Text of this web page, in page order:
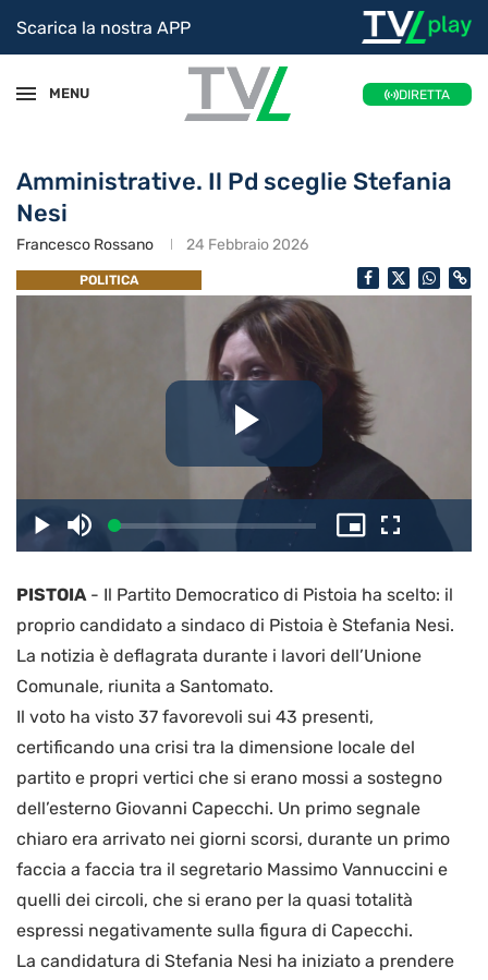
Scarica la nostra APP
MENU DIRETTA
Amministrative. Il Pd sceglie Stefania
Nesi
Francesco Rossano 24 Febbraio 2026
POLITICA
il
video
PlayDisattiva
l’audio
Caricato:
3.18%
Picture-
in-
Schermo
intero
PISTOIA- Il Partito Democratico di Pistoia ha scelto: il
proprio candidato a sindaco di Pistoia è Stefania Nesi.
La notizia è deflagrata durante i lavori dell’Unione
Comunale, riunita a Santomato.
Il voto ha visto 37 favorevoli sui 43 presenti,
certificando una crisi tra la dimensione locale del
partito e propri vertici che si erano mossi a sostegno
dell’esterno Giovanni Capecchi. Un primo segnale
chiaro era arrivato nei giorni scorsi, durante un primo
faccia a faccia tra il segretario Massimo Vannuccini e
quelli dei circoli, che si erano per la quasi totalità
espressi negativamente sulla figura di Capecchi.
La candidatura di Stefania Nesi ha iniziato a prendere